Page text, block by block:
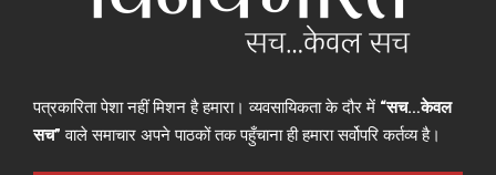
पत्रकारिता पेशा नहीं मिशन है हमारा। व्यवसायिकता के दौर में “सच…केवल
सच” वाले समाचार अपने पाठकों तक पहुँचाना ही हमारा सर्वोपरि कर्तव्य है।